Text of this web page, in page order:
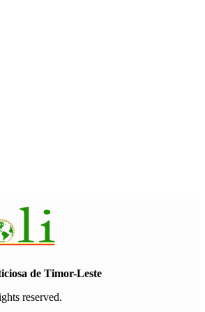
de Timor-Leste
reserved.